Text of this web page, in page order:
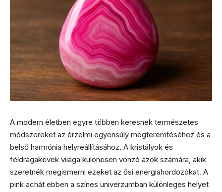
A modern életben egyre többen keresnek természetes
módszereket az érzelmi egyensúly megteremtéséhez és a
belső harmónia helyreállításához. A kristályok és
féldrágakövek világa különösen vonzó azok számára, akik
szeretnék megismerni ezeket az ősi energiahordozókat. A
pink achát ebben a színes univerzumban különleges helyet